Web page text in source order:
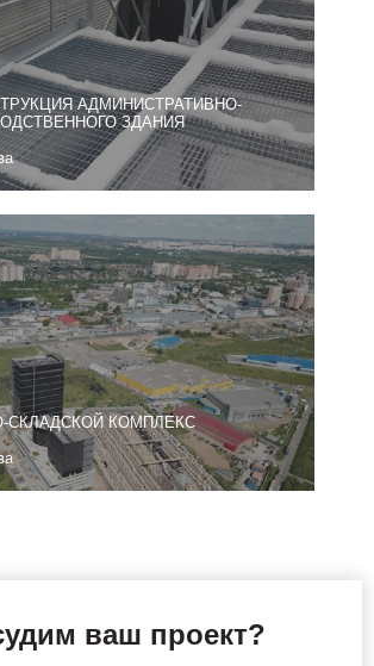
АДМИНИСТРАТИВНО-
ЗДАНИЯ
СКЛАДСКОЙ КОМПЛЕКС
ваш проект?